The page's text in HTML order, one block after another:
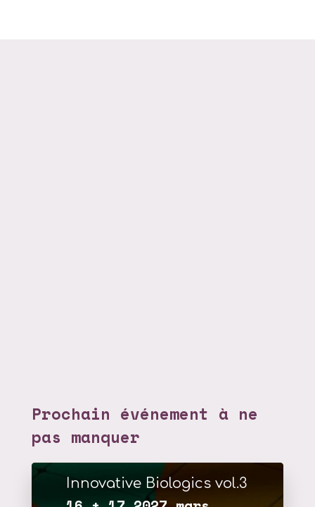
Prochain événement à ne
pas manquer
Innovative Biologics vol.3